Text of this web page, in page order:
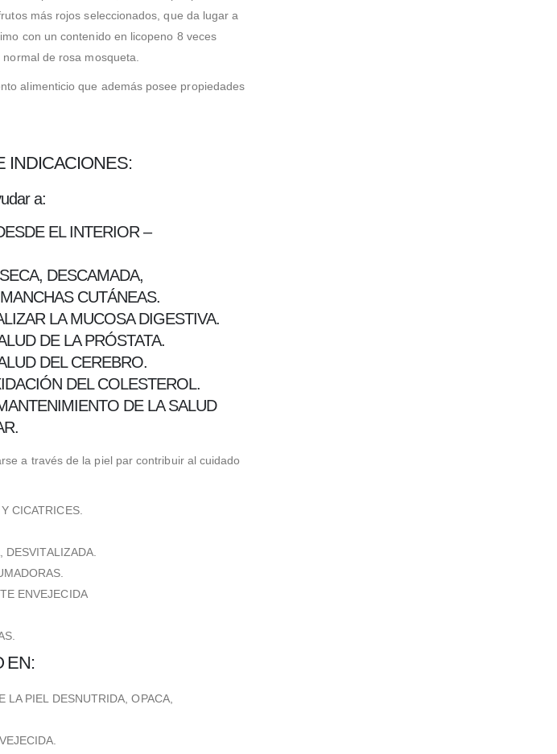
más rojos seleccionados, que da lugar a
con un contenido en licopeno 8 veces
de rosa mosqueta.
alimenticio que además posee propiedades
INDICACIONES:
a:
EL INTERIOR –
DESCAMADA,
CUTÁNEAS.
LA MUCOSA DIGESTIVA.
DE LA PRÓSTATA.
DEL CEREBRO.
DEL COLESTEROL.
DE LA SALUD
a través de la piel par contribuir al cuidado
CICATRICES.
DESVITALIZADA.
ENVEJECIDA
EN:
LA PIEL DESNUTRIDA, OPACA,